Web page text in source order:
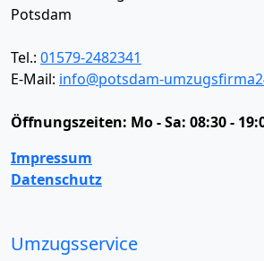
Potsdam
Tel.: 01579-2482341
E-Mail: info@potsdam-
Öffnungszeiten: Mo - Sa: 08:30 -
Impressum
Datenschutz
Umzugsservice